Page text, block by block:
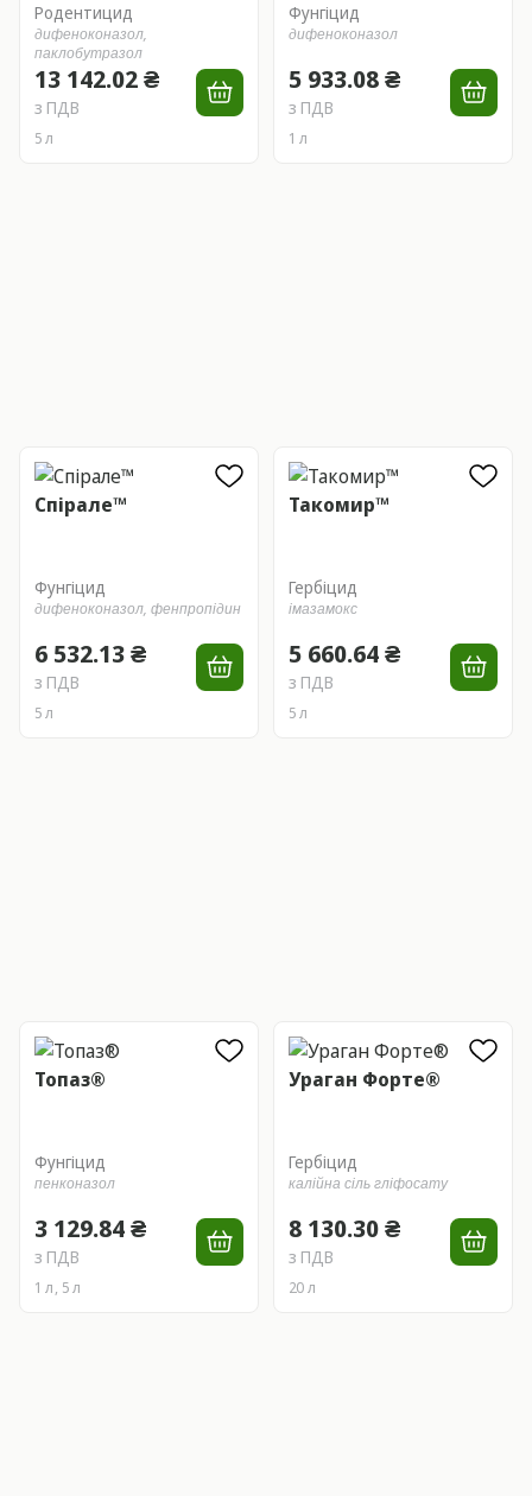
Родентицид
дифеноконазол,
паклобутразол
13 142.02 ₴
з ПДВ
5 л
Фунгіцид
дифеноконазол
5 933.08 ₴
з ПДВ
1 л
Спірале™
Фунгіцид
дифеноконазол, фенпропідин
6 532.13 ₴
з ПДВ
5 л
Такомир™
Гербіцид
імазамокс
5 660.64 ₴
з ПДВ
5 л
Топаз®
Фунгіцид
пенконазол
3 129.84 ₴
з ПДВ
1 л, 5 л
Ураган Форте®
Гербіцид
калійна сіль гліфосату
8 130.30 ₴
з ПДВ
20 л